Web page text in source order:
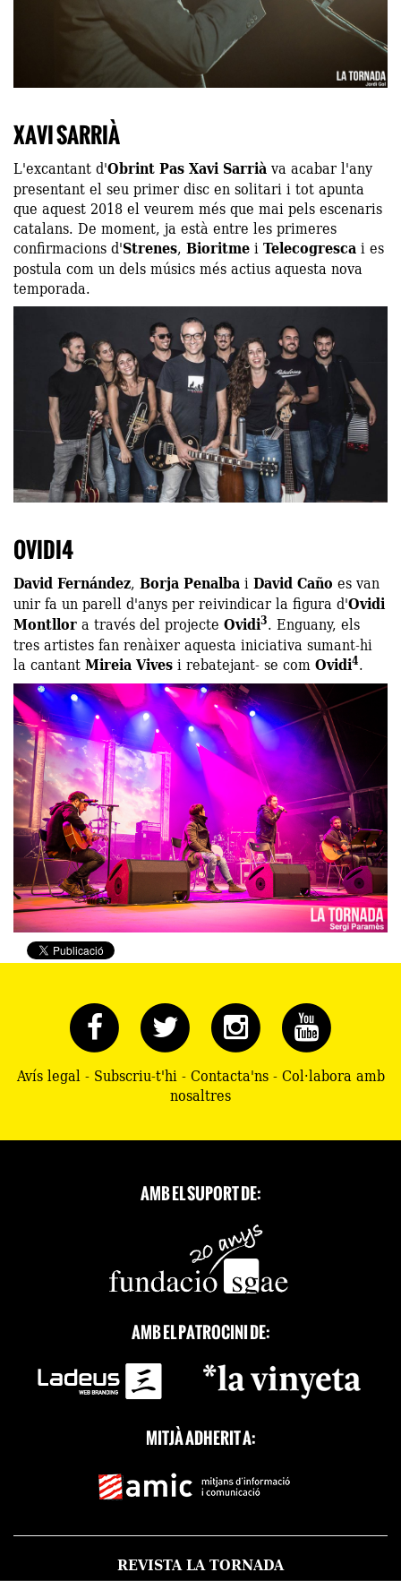
XAVI SARRIÀ
L'excantant d'Obrint PasXavi Sarriàva acabar l'any
presentant el seu primer disc en solitari i tot apunta
que aquest 2018 el veurem més que mai pels escenaris
catalans. De moment, ja està entre les primeres
confirmacions d'Strenes, BioritmeiTelecogrescai es
postula com un dels músics més actius aquesta nova
temporada.
OVIDI4
David Fernández, Borja PenalbaiDavid Caño es van
unir fa un parell d'anys per reivindicar la figura d'Ovidi
Montllora través del projecte Ovidi3. Enguany, els
tres artistes fan renàixer aquesta iniciativa sumant-hi
la cantantMireia Vivesi rebatejant- se comOvidi4.
Avís legal- Subscriu-t'hi-Contacta'ns-Col·labora amb
nosaltres
AMB EL SUPORT DE:
AMB EL PATROCINI DE:
MITJÀ ADHERIT A:
REVISTA LA TORNADA